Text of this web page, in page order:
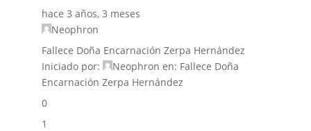
hace 3 años, 3 meses
Neophron
Fallece Doña Encarnación Zerpa Hernández
Iniciado por:
Neophron en: Fallece Doña
Encarnación Zerpa Hernández
0
1